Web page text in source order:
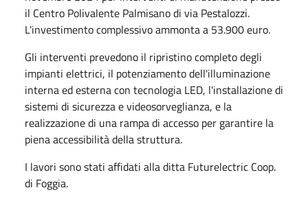
il Centro Polivalente Palmisano di via Pestalozzi.
L'investimento complessivo ammonta a 53.900 euro.
Gli interventi prevedono il ripristino completo degli
impianti elettrici, il potenziamento dell'illuminazione
interna ed esterna con tecnologia LED, l'installazione di
sistemi di sicurezza e videosorveglianza, e la
realizzazione di una rampa di accesso per garantire la
piena accessibilità della struttura.
I lavori sono stati affidati alla ditta Futurelectric Coop.
di Foggia.